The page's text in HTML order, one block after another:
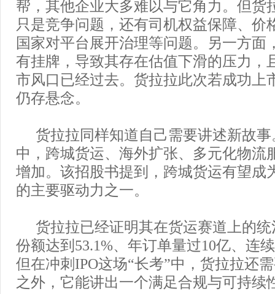
帮，其他企业大多难以与它角力。但货
只是竞争问题，还有司机权益保障、价
国家对平台展开治理等问题。另一方面
有挂牌，导致其存在估值下滑的压力，
市风口已经过去。货拉拉此次若成功上
仍存悬念。
货拉拉同样知道自己需要讲述新故
中，跨城货运、海外扩张、多元化物流
增加。该招股书提到，跨城货运有望成
的主要驱动力之一。
货拉拉已经证明其在货运赛道上的
份额达到53.1%、年订单量过10亿、连
但在冲刺IPO这场“长考”中，货拉拉还
之外，它能讲出一个满足合规与可持续